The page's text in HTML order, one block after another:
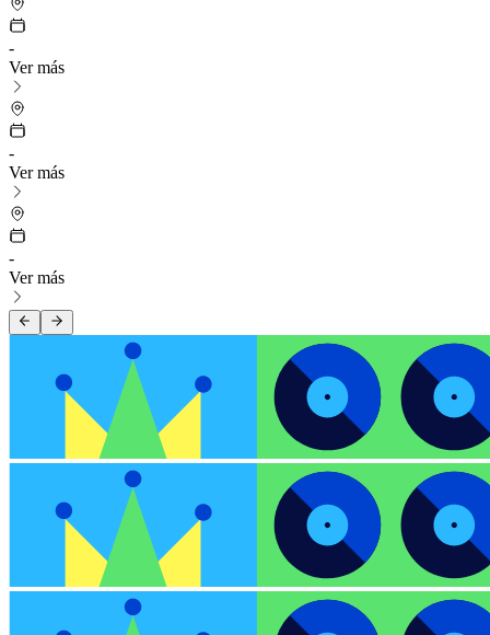
-
Ver más
-
Ver más
-
Ver más